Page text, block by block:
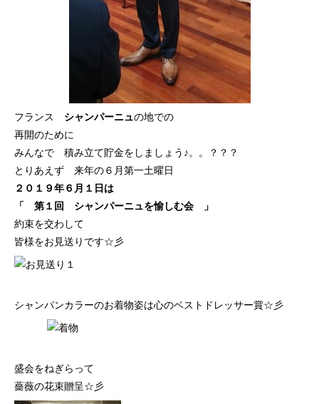
フランス シャンパーニュの地での
再開のために
みんなで 積み立て貯金をしましょう♪。。？？？
とりあえず 来年の６月第一土曜日
２０１９年６月１日は
「 第１回 シャンパーニュを愉しむ会 」
約束を交わして
皆様をお見送りです☆彡
シャンパンカラーのお着物姿は心のベストドレッサー賞☆彡
盛会をねぎらって
薔薇の花束贈呈☆彡